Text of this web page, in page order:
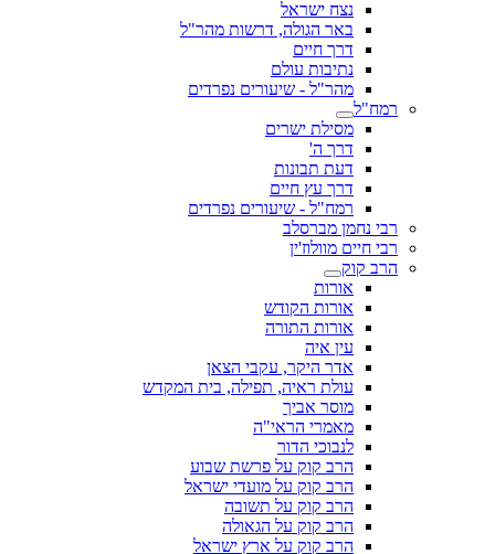
נצח ישראל
באר הגולה, דרשות מהר"ל
דרך חיים
נתיבות עולם
מהר"ל - שיעורים נפרדים
רמח"ל
מסילת ישרים
דרך ה'
דעת תבונות
דרך עץ חיים
רמח"ל - שיעורים נפרדים
רבי נחמן מברסלב
רבי חיים מוולוז'ין
הרב קוק
אורות
אורות הקודש
אורות התורה
עין איה
אדר היקר, עקבי הצאן
עולת ראיה, תפילה, בית המקדש
מוסר אביך
מאמרי הראי"ה
לנבוכי הדור
הרב קוק על פרשת שבוע
הרב קוק על מועדי ישראל
הרב קוק על תשובה
הרב קוק על הגאולה
הרב קוק על ארץ ישראל